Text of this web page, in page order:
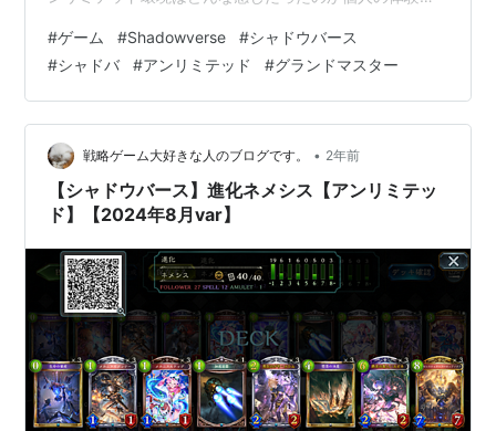
#ゲーム #Shadowverse #シャドウバース
#シャドバ #アンリミテッド #グランドマスター
戦略ゲーム大好きな人のブログです。 • 2年前
【シャドウバース】進化ネメシス【アンリミテッ
ド】【2024年8月var】